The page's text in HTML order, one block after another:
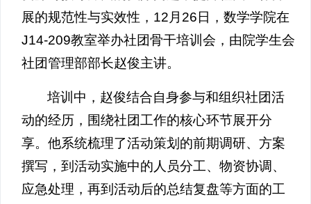
展的规范性与实效性，12月26日，数学学院在
J14-209教室举办社团骨干培训会，由院学生会
社团管理部部长赵俊主讲。
培训中，赵俊结合自身参与和组织社团活
动的经历，围绕社团工作的核心环节展开分
享。他系统梳理了活动策划的前期调研、方案
撰写，到活动实施中的人员分工、物资协调、
应急处理，再到活动后的总结复盘等方面的工